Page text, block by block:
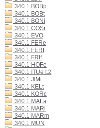
340.1 BOBp
340.1 BOBt
340.1 BONi
340.1 COSr
340.1 EVO
340.1 FERe
340.1 FERf
340.1 FRIf
340.1 HOFe
340.1 ITUe t.2
340.1 JIMi
340.1 KELt
340.1 KORc
340.1 MALa
340.1 MARi
340.1 MARm
340.1 MUN